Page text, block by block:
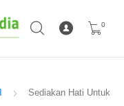
0
Sediakan Hati Untuk